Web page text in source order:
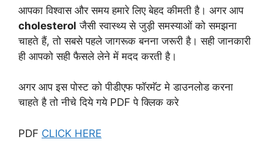
आपका विश्वास और समय हमारे लिए बेहद कीमती है। अगर आप
cholesterol जैसी स्वास्थ्य से जुड़ी समस्याओं को समझना
चाहते हैं, तो सबसे पहले जागरूक बनना जरूरी है। सही जानकारी
ही आपको सही फैसले लेने में मदद करती है।
अगर आप इस पोस्ट को पीडीएफ फॉरमॅट मे डाउनलोड करना
चाहते है तो नीचे दिये गये PDF पे क्लिक करे
PDF CLICK HERE